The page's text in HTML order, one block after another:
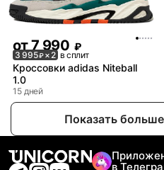
от7 990 ₽
3 995₽× 2 в сплит
Кроссовки adidas Niteball
1.0
15 дней
Показать
в